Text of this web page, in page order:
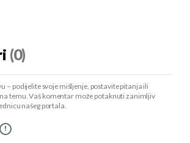
(0)
– podijelite svoje mišljenje, postavite pitanja ili
temu. Vaš komentar može potaknuti zanimljiv
našeg portala.
!